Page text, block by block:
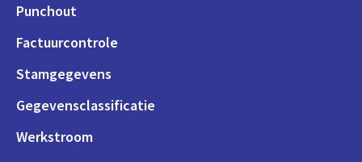
Punchout
Factuurcontrole
Stamgegevens
Gegevensclassificatie
Werkstroom